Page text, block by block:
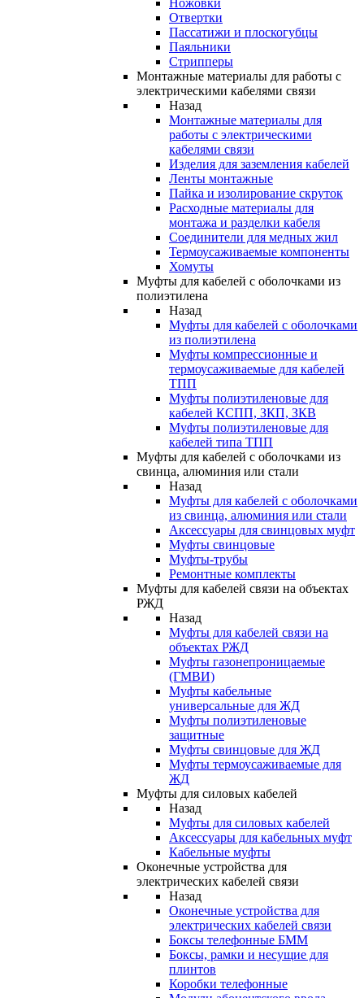
Ножовки
Отвертки
Пассатижи и плоскогубцы
Паяльники
Стрипперы
Монтажные материалы для работы с
электрическими кабелями связи
Назад
Монтажные материалы для
работы с электрическими
кабелями связи
Изделия для заземления кабелей
Ленты монтажные
Пайка и изолирование скруток
Расходные материалы для
монтажа и разделки кабеля
Соединители для медных жил
Термоусаживаемые компоненты
Хомуты
Муфты для кабелей с оболочками из
полиэтилена
Назад
Муфты для кабелей с оболочками
из полиэтилена
Муфты компрессионные и
термоусаживаемые для кабелей
ТПП
Муфты полиэтиленовые для
кабелей КСПП, ЗКП, ЗКВ
Муфты полиэтиленовые для
кабелей типа ТПП
Муфты для кабелей с оболочками из
свинца, алюминия или стали
Назад
Муфты для кабелей с оболочками
из свинца, алюминия или стали
Аксессуары для свинцовых муфт
Муфты свинцовые
Муфты-трубы
Ремонтные комплекты
Муфты для кабелей связи на объектах
РЖД
Назад
Муфты для кабелей связи на
объектах РЖД
Муфты газонепроницаемые
(ГМВИ)
Муфты кабельные
универсальные для ЖД
Муфты полиэтиленовые
защитные
Муфты свинцовые для ЖД
Муфты термоусаживаемые для
ЖД
Муфты для силовых кабелей
Назад
Муфты для силовых кабелей
Аксессуары для кабельных муфт
Кабельные муфты
Оконечные устройства для
электрических кабелей связи
Назад
Оконечные устройства для
электрических кабелей связи
Боксы телефонные БММ
Боксы, рамки и несущие для
плинтов
Коробки телефонные